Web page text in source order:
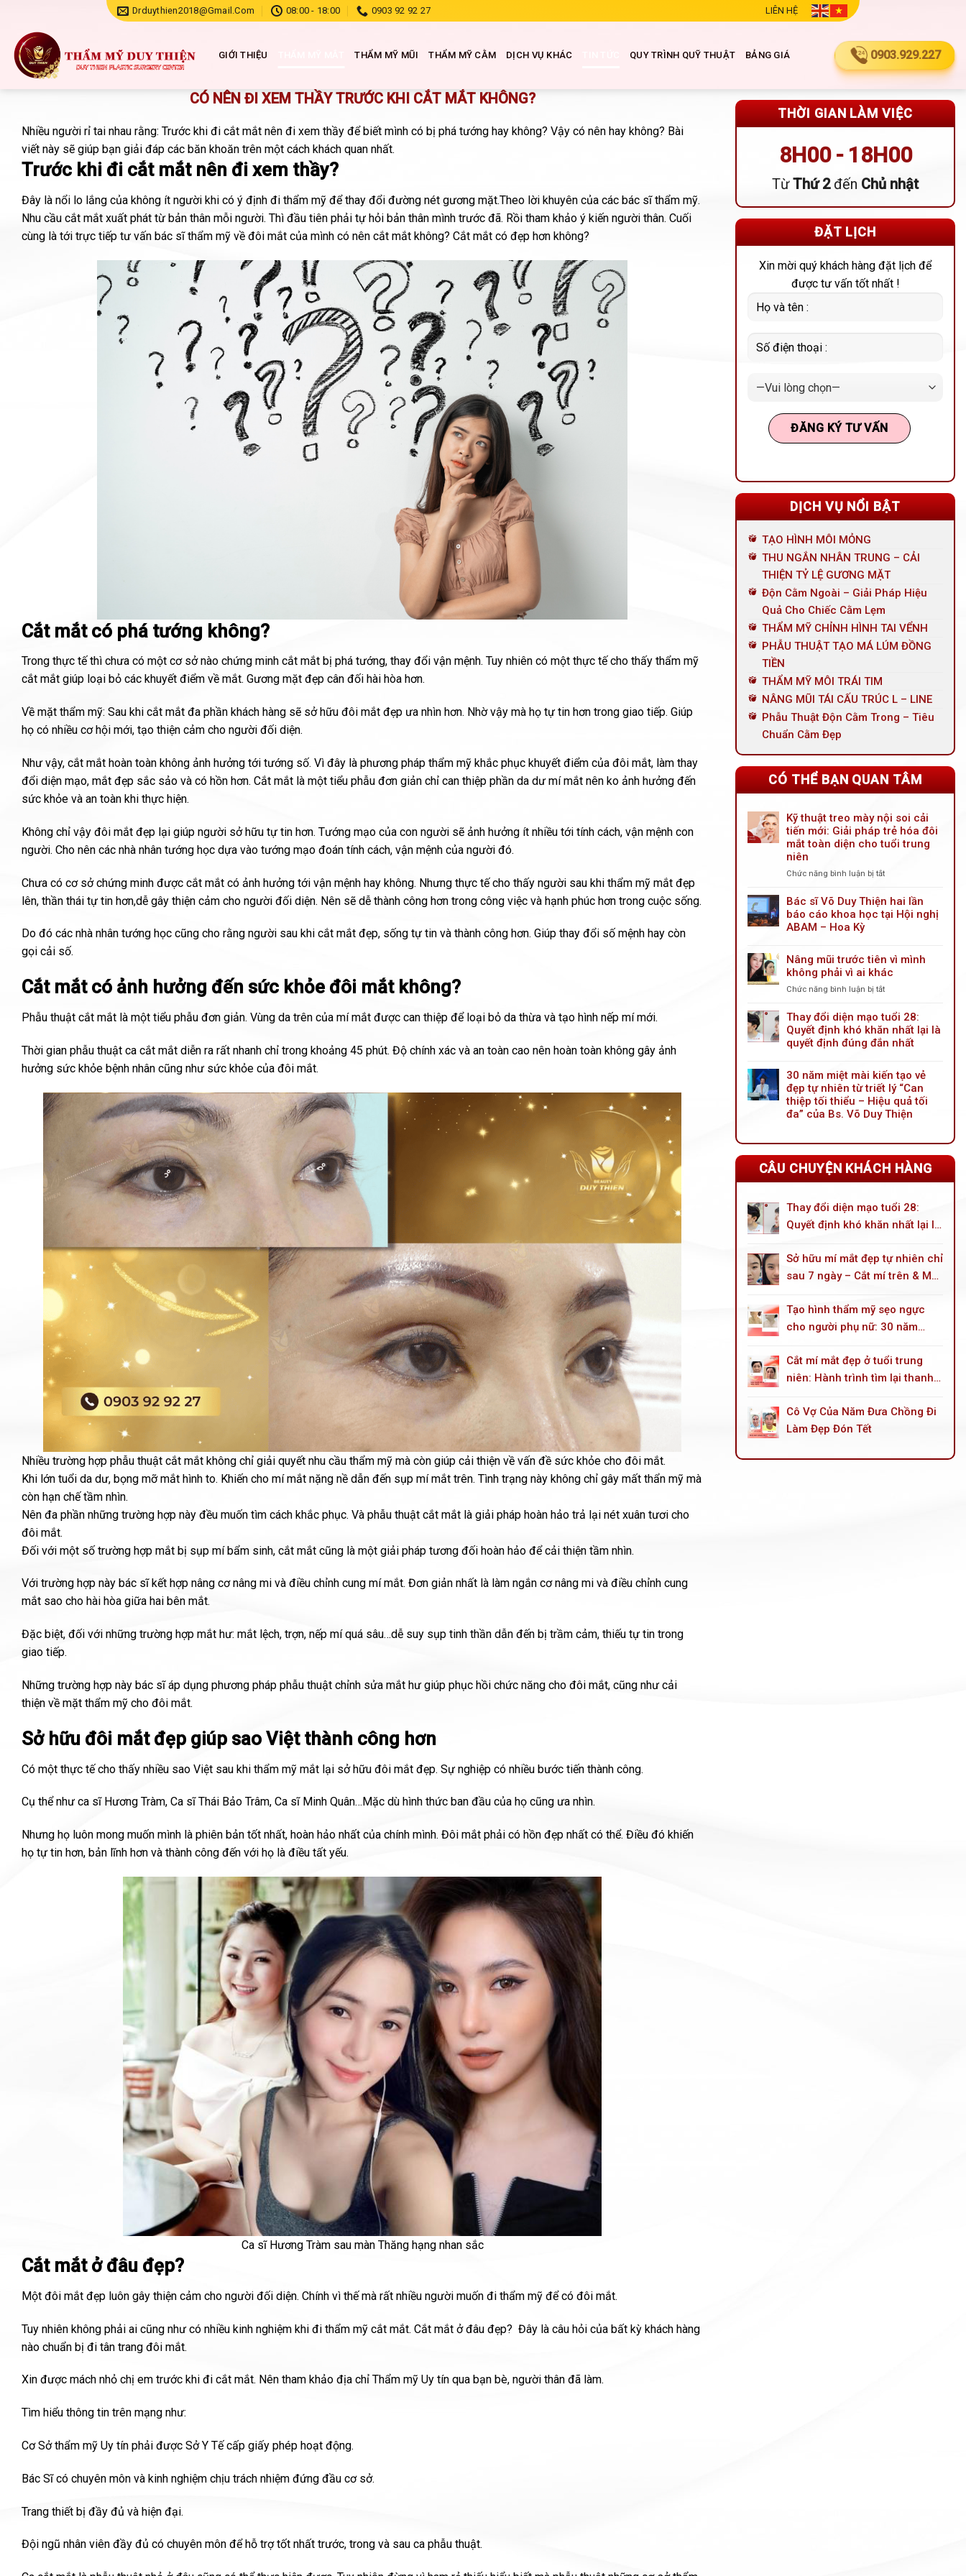
dung
Drduythien2018@gmail.com 08:00 - 18:00 0903 92 92 27 LIÊN HỆ
GIỚI THIỆU THẨM MỸ MŨI THẨM MỸ CẰM DỊCH VỤ KHÁC QUY TRÌNH QUỸ THUẬT BẢNG GIÁ 0903.929.227
CÓ NÊN ĐI XEM THẦY TRƯỚC KHI CẮT MẮT KHÔNG?
Nhiều người rỉ tai nhau rằng: Trước khi đi cắt mắt nên đi xem thầy để biết mình có bị phá tướng hay không? Vậy có nên hay không? Bài
viết này sẽ giúp bạn giải đáp các băn khoăn trên một cách khách quan nhất.
Trước khi đi cắt mắt nên đi xem thầy?
Đây là nổi lo lắng của không ít người khi có ý định đi thẩm mỹ để thay đổi đường nét gương mặt.Theo lời khuyên của các bác sĩ thẩm mỹ.
Nhu cầu cắt mắt xuất phát từ bản thân mỗi người. Thì đầu tiên phải tự hỏi bản thân mình trước đã. Rồi tham khảo ý kiến người thân. Cuối
cùng là tới trực tiếp tư vấn bác sĩ thẩm mỹ về đôi mắt của mình có nên cắt mắt không? Cắt mắt có đẹp hơn không?
Cắt mắt có phá tướng không?
Trong thực tế thì chưa có một cơ sở nào chứng minh cắt mắt bị phá tướng, thay đổi vận mệnh. Tuy nhiên có một thực tế cho thấy thẩm mỹ
cắt mắt giúp loại bỏ các khuyết điểm về mắt. Gương mặt đẹp cân đối hài hòa hơn.
Về mặt thẩm mỹ: Sau khi cắt mắt đa phần khách hàng sẽ sở hữu đôi mắt đẹp ưa nhìn hơn. Nhờ vậy mà họ tự tin hơn trong giao tiếp. Giúp
họ có nhiều cơ hội mới, tạo thiện cảm cho người đối diện.
Như vậy, cắt mắt hoàn toàn không ảnh hưởng tới tướng số. Vì đây là phương pháp thẩm mỹ khắc phục khuyết điểm của đôi mắt, làm thay
đổi diện mạo, mắt đẹp sắc sảo và có hồn hơn. Cắt mắt là một tiểu phẫu đơn giản chỉ can thiệp phần da dư mí mắt nên ko ảnh hưởng đến
sức khỏe và an toàn khi thực hiện.
Không chỉ vậy đôi mắt đẹp lại giúp người sở hữu tự tin hơn. Tướng mạo của con người sẽ ảnh hưởng ít nhiều tới tính cách, vận mệnh con
người. Cho nên các nhà nhân tướng học dựa vào tướng mạo đoán tính cách, vận mệnh của người đó.
Chưa có cơ sở chứng minh được cắt mắt có ảnh hưởng tới vận mệnh hay không. Nhưng thực tế cho thấy người sau khi thẩm mỹ mắt đẹp
lên, thần thái tự tin hơn,dễ gây thiện cảm cho người đối diện. Nên sẽ dễ thành công hơn trong công việc và hạnh phúc hơn trong cuộc sống.
Do đó các nhà nhân tướng học cũng cho rằng người sau khi cắt mắt đẹp, sống tự tin và thành công hơn. Giúp thay đổi số mệnh hay còn
gọi cải số.
Cắt mắt có ảnh hưởng đến sức khỏe đôi mắt không?
Phẫu thuật cắt mắt là một tiểu phẫu đơn giản. Vùng da trên của mí mắt được can thiệp để loại bỏ da thừa và tạo hình nếp mí mới.
Thời gian phẫu thuật ca cắt mắt diễn ra rất nhanh chỉ trong khoảng 45 phút. Độ chính xác và an toàn cao nên hoàn toàn không gây ảnh
hưởng sức khỏe bệnh nhân cũng như sức khỏe của đôi mắt.
Nhiều trường hợp phẫu thuật cắt mắt không chỉ giải quyết nhu cầu thẩm mỹ mà còn giúp cải thiện về vấn đề sức khỏe cho đôi mắt.
Khi lớn tuổi da dư, bọng mỡ mắt hình to. Khiến cho mí mắt nặng nề dẫn đến sụp mí mắt trên. Tình trạng này không chỉ gây mất thẩn mỹ mà
còn hạn chế tầm nhìn.
Nên đa phần những trường hợp này đều muốn tìm cách khắc phục. Và phẫu thuật cắt mắt là giải pháp hoàn hảo trả lại nét xuân tươi cho
đôi mắt.
Đối với một số trường hợp mắt bị sụp mí bẩm sinh, cắt mắt cũng là một giải pháp tương đối hoàn hảo để cải thiện tầm nhìn.
Với trường hợp này bác sĩ kết hợp nâng cơ nâng mi và điều chỉnh cung mí mắt. Đơn giản nhất là làm ngắn cơ nâng mi và điều chỉnh cung
mắt sao cho hài hòa giữa hai bên mắt.
Đặc biệt, đối với những trường hợp mắt hư: mắt lệch, trợn, nếp mí quá sâu…dễ suy sụp tinh thần dẫn đến bị trầm cảm, thiếu tự tin trong
giao tiếp.
Những trường hợp này bác sĩ áp dụng phương pháp phẫu thuật chỉnh sửa mắt hư giúp phục hồi chức năng cho đôi mắt, cũng như cải
thiện về mặt thẩm mỹ cho đôi mắt.
Sở hữu đôi mắt đẹp giúp sao Việt thành công hơn
Có một thực tế cho thấy nhiều sao Việt sau khi thẩm mỹ mắt lại sở hữu đôi mắt đẹp. Sự nghiệp có nhiều bước tiến thành công.
Cụ thể như ca sĩ Hương Tràm, Ca sĩ Thái Bảo Trâm, Ca sĩ Minh Quân…Mặc dù hình thức ban đầu của họ cũng ưa nhìn.
Nhưng họ luôn mong muốn mình là phiên bản tốt nhất, hoàn hảo nhất của chính mình. Đôi mắt phải có hồn đẹp nhất có thể. Điều đó khiến
họ tự tin hơn, bản lĩnh hơn và thành công đến với họ là điều tất yếu.
Ca sĩ Hương Tràm sau màn Thăng hạng nhan sắc
Cắt mắt ở đâu đẹp?
Một đôi mắt đẹp luôn gây thiện cảm cho người đối diện. Chính vì thế mà rất nhiều người muốn đi thẩm mỹ để có đôi mắt.
Tuy nhiên không phải ai cũng như có nhiều kinh nghiệm khi đi thẩm mỹ cắt mắt. Cắt mắt ở đâu đẹp? Đây là câu hỏi của bất kỳ khách hàng
nào chuẩn bị đi tân trang đôi mắt.
Xin được mách nhỏ chị em trước khi đi cắt mắt. Nên tham khảo địa chỉ Thẩm mỹ Uy tín qua bạn bè, người thân đã làm.
Tìm hiểu thông tin trên mạng như:
Cơ Sở thẩm mỹ Uy tín phải được Sở Y Tế cấp giấy phép hoạt động.
Bác Sĩ có chuyên môn và kinh nghiệm chịu trách nhiệm đứng đầu cơ sở.
Trang thiết bị đầy đủ và hiện đại.
Đội ngũ nhân viên đầy đủ có chuyên môn để hỗ trợ tốt nhất trước, trong và sau ca phẫu thuật.
THỜI GIAN LÀM VIỆC
8H00 - 18H00
TừThứ 2đến Chủ nhật
ĐẶT LỊCH
Xin mời quý khách hàng đặt lịch để
được tư vấn tốt nhất !
DỊCH VỤ NỔI BẬT
TẠO HÌNH MÔI MỎNG
THU NGẮN NHÂN TRUNG – CẢI
THIỆN TỶ LỆ GƯƠNG MẶT
Độn Cằm Ngoài – Giải Pháp Hiệu
Quả Cho Chiếc Cằm Lẹm
THẨM MỸ CHỈNH HÌNH TAI VỂNH
PHẪU THUẬT TẠO MÁ LÚM ĐỒNG
TIỀN
THẨM MỸ MÔI TRÁI TIM
NÂNG MŨI TÁI CẤU TRÚC L – LINE
Phẫu Thuật Độn Cằm Trong – Tiêu
Chuẩn Cằm Đẹp
CÓ THỂ BẠN QUAN TÂM
Kỹ thuật treo mày nội soi cải
tiến mới: Giải pháp trẻ hóa đôi
mắt toàn diện cho tuổi trung
niên
Chức năng bình luận bị tắt
thuật
treo
mày
cải
tiến
trẻ
hóa
đôi
toàn
diện
cho
tuổi
trung
Bác sĩ Võ Duy Thiện hai lần
báo cáo khoa học tại Hội nghị
ABAM – Hoa Kỳ
Nâng mũi trước tiên vì mình
không phải vì ai khác
Chức năng bình luận bị tắt
mũi
trước
không
phải
vì
ai
Thay đổi diện mạo tuổi 28:
Quyết định khó khăn nhất lại là
quyết định đúng đắn nhất
30 năm miệt mài kiến tạo vẻ
đẹp tự nhiên từ triết lý “Can
thiệp tối thiểu – Hiệu quả tối
đa” của Bs. Võ Duy Thiện
CÂU CHUYỆN KHÁCH HÀNG
Thay đổi diện mạo tuổi 28:
Quyết định khó khăn nhất lại là
Sở hữu mí mắt đẹp tự nhiên chỉ
sau 7 ngày – Cắt mí trên & Mở
Tạo hình thẩm mỹ sẹo ngực
cho người phụ nữ: 30 năm
nạn bỏng dầu hoả
Cắt mí mắt đẹp ở tuổi trung
niên: Hành trình tìm lại thanh
Cô Vợ Của Năm Đưa Chồng Đi
Làm Đẹp Đón Tết